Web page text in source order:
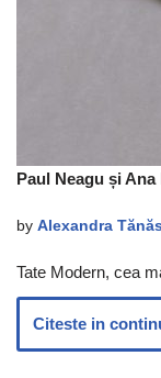
Paul Neagu și
by Alexandra
Tate Modern, cea
Citeste in